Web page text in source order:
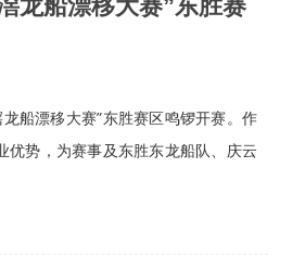
龙船漂移大赛”东胜赛
船漂移大赛”东胜赛区鸣锣开赛。作
优势，为赛事及东胜东龙船队、庆云